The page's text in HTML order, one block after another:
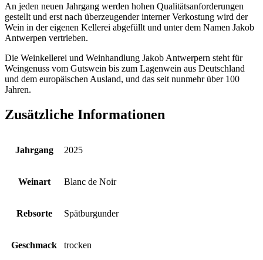
An jeden neuen Jahrgang werden hohen Qualitätsanforderungen
gestellt und erst nach überzeugender interner Verkostung wird der
Wein in der eigenen Kellerei abgefüllt und unter dem Namen Jakob
Antwerpen vertrieben.
Die Weinkellerei und Weinhandlung Jakob Antwerpern steht für
Weingenuss vom Gutswein bis zum Lagenwein aus Deutschland
und dem europäischen Ausland, und das seit nunmehr über 100
Jahren.
Zusätzliche Informationen
Jahrgang 2025
Weinart Blanc de Noir
Rebsorte Spätburgunder
Geschmack trocken